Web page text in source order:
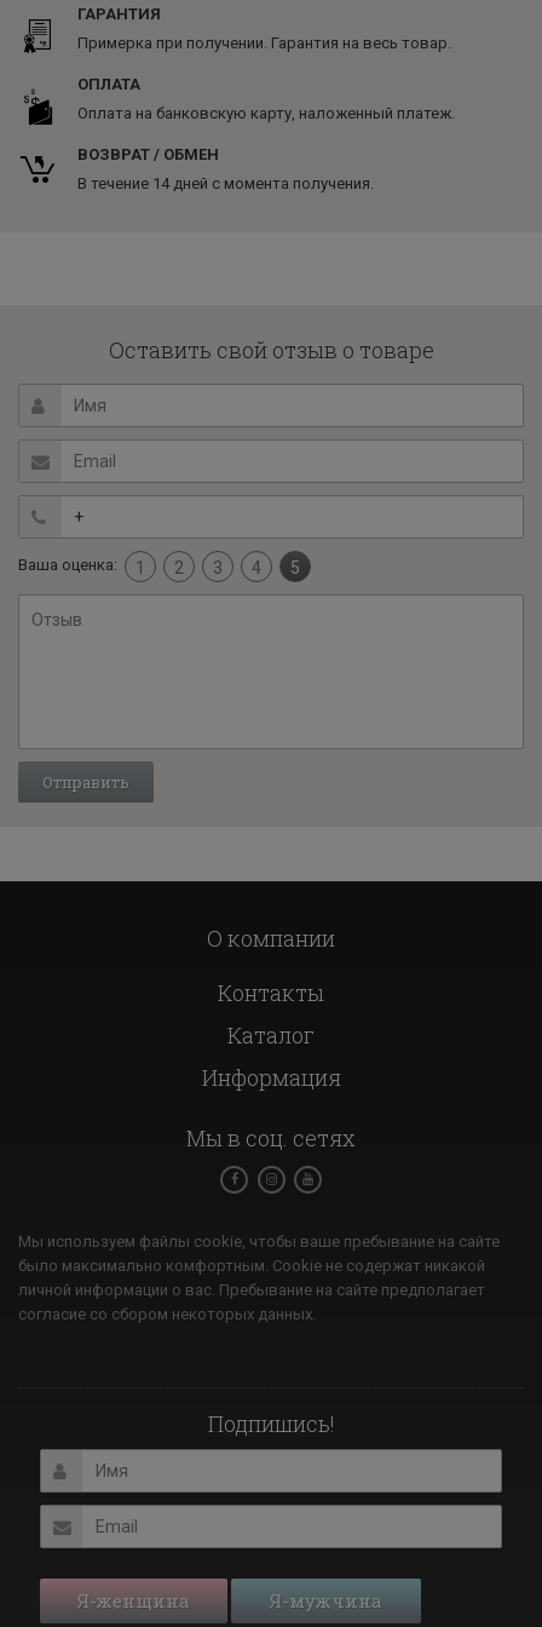
ГАРАНТИЯ
Примерка при получении. Гарантия на весь товар.
ОПЛАТА
Оплата на банковскую карту, наложенный платеж.
ВОЗВРАТ / ОБМЕН
В течение 14 дней с момента получения.
Оставить свой отзыв о товаре
Ваша оценка: 1 2 3 4 5
О компании
Контакты
Каталог
Информация
Мы в соц. сетях
Мы используем файлы cookie, чтобы ваше пребывание на сайте
было максимально комфортным. Cookie не содержат никакой
личной информации о вас. Пребывание на сайте предполагает
согласие со сбором некоторых данных.
Подпишись!
Я-женщина Я-мужчина